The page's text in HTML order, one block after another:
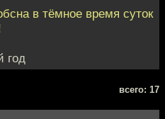
в тёмное время суток
год
всего: 17